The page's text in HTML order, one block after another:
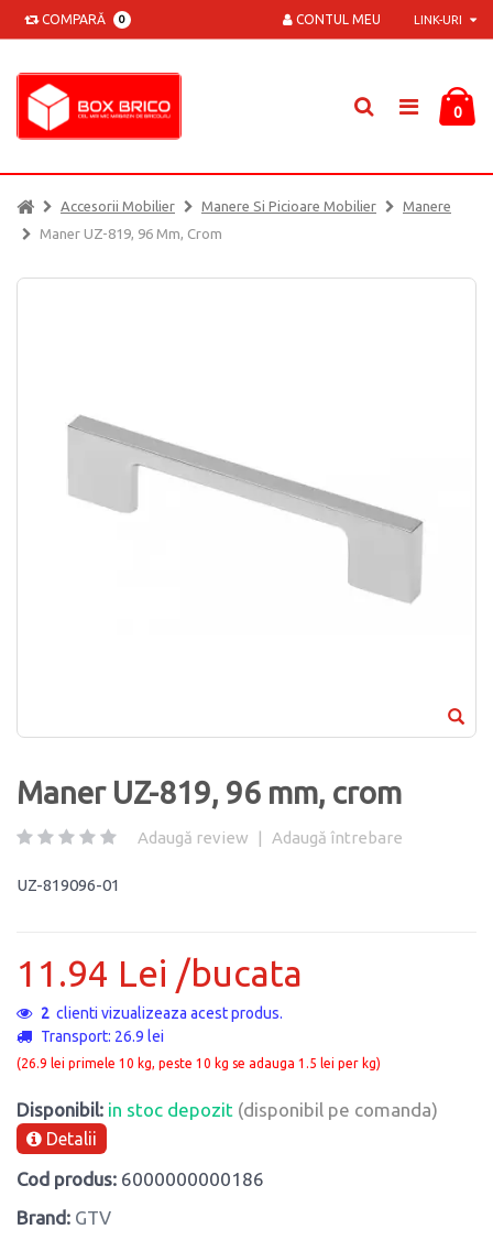
COMPARĂ 0 LINK-URI
CONTUL MEU
0
Accesorii Mobilier Manere Si Picioare Mobilier
Manere
Maner UZ-819, 96 Mm, Crom
Maner UZ-819, 96 mm, crom
Adaugă review | Adaugă întrebare
UZ-819096-01
11.94 Lei /bucata
2 clienti vizualizeaza acest produs.
Transport: 26.9 lei
(26.9 lei primele 10 kg, peste 10 kg se adauga 1.5 lei per kg)
Disponibil: in stoc depozit (disponibil pe comanda)
Detalii
Cod produs: 6000000000186
Brand: GTV